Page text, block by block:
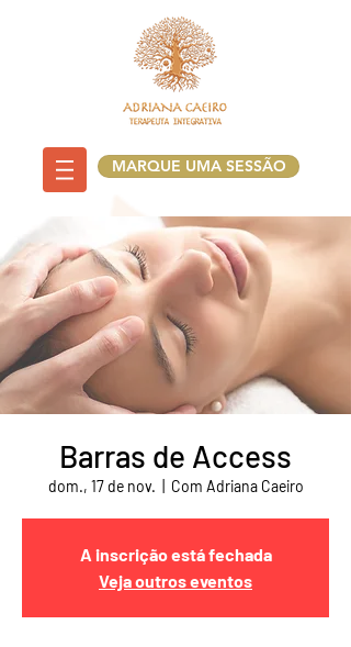
MARQUE UMA SESSÃO
Barras de Access
dom., 17 de nov. Com Adriana Caeiro
A inscrição está fechada
Veja outros eventos